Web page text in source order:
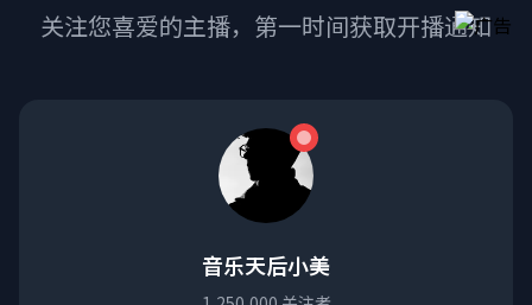
关注您喜爱的主播，第一时间获取开播通知
音乐天后小美